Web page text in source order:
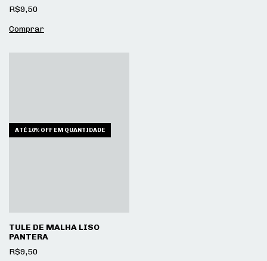
R$9,50
ATÉ 10% OFF EM QUANTIDADE
TULE DE MALHA LISO
PANTERA
R$9,50